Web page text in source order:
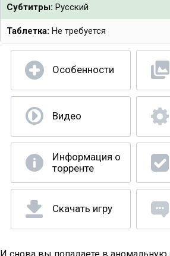
Субтитры: Русский
Таблетка: Не требуется
Особенности
Видео
Информация о
торренте
Скачать игру